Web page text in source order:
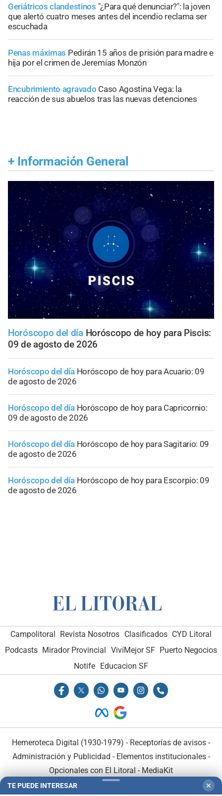
Geriátricos clandestinos "¿Para qué denunciar?": la joven
que alertó cuatro meses antes del incendio reclama ser
escuchada
Penas máximas Pedirán 15 años de prisión para madre e
hija por el crimen de Jeremías Monzón
Encubrimiento agravado Caso Agostina Vega: la
reacción de sus abuelos tras las nuevas detenciones
+ Información General
Horóscopo del día Horóscopo de hoy para Piscis:
09 de agosto de 2026
Horóscopo del día Horóscopo de hoy para Acuario: 09
de agosto de 2026
Horóscopo del día Horóscopo de hoy para Capricornio:
09 de agosto de 2026
Horóscopo del día Horóscopo de hoy para Sagitario: 09
de agosto de 2026
Horóscopo del día Horóscopo de hoy para Escorpio: 09
de agosto de 2026
Campolitoral Revista Nosotros Clasificados CYD Litoral
Podcasts Mirador Provincial VivíMejor SF Puerto Negocios
Notife
Educacion SF
Hemeroteca Digital (1930-1979) - Receptorías de avisos -
Administración y Publicidad - Elementos institucionales-
Opcionales con El Litoral - MediaKit
TE PUEDE INTERESAR ✕